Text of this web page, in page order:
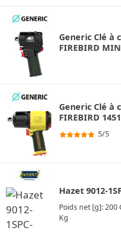
Generic Clé à
FIREBIRD
Generic Clé à
FIREBIRD
5/5
Hazet 9012-
Poids net [g]: 200
Kg